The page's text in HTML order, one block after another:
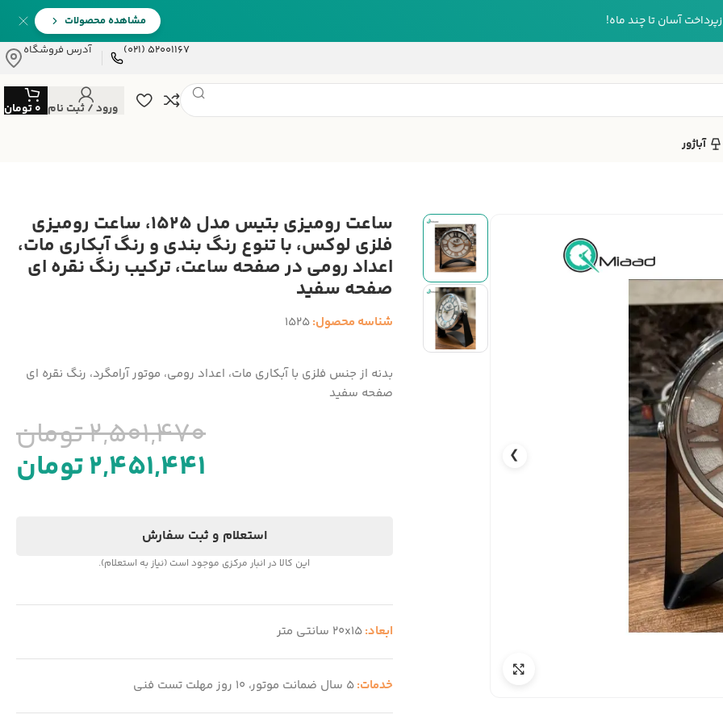
آسان تا چند ماه!
مشاهده محصولات
52001167 (021)
آدرس فروشگاه
ورود / ثبت نام 0تومان
آباژور
❯
ساعت رومیزی بتیس مدل 1525، ساعت رومیزی
فلزی لوکس، با تنوع رنگ بندی و رنگ آبکاری مات،
اعداد رومی در صفحه ساعت، ترکیب رنگ نقره ای
صفحه سفید
شناسه محصول:1525
بدنه از جنس فلزی با آبکاری مات، اعداد رومی، موتور آرامگرد، رنگ نقره ای
صفحه سفید
2,501,470تومان
2,451,441تومان
استعلام و ثبت سفارش
این کالا در انبار مرکزی موجود است (نیاز به استعلام).
ابعاد:20x15 سانتی متر
خدمات:5 سال ضمانت موتور، 10 روز مهلت تست فنی